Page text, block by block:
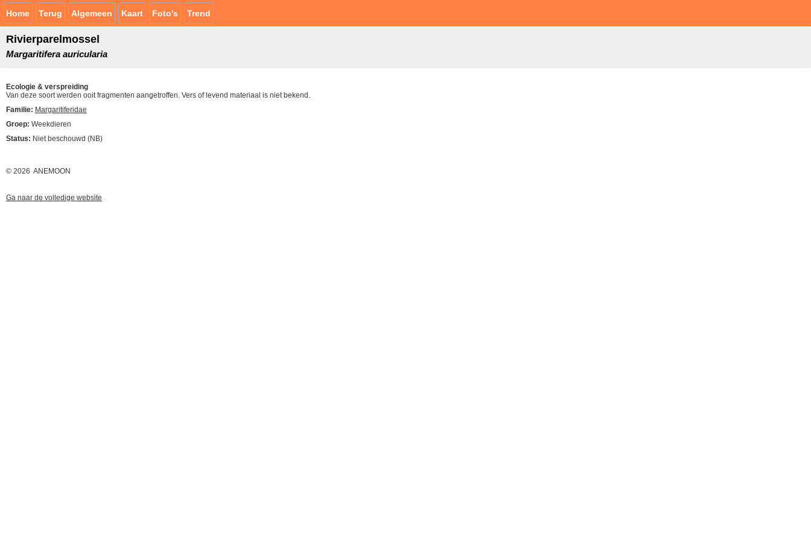
Home Terug Algemeen Kaart Foto's Trend
Rivierparelmossel
Margaritifera auricularia
Ecologie & verspreiding
Van deze soort werden ooit fragmenten aangetroffen. Vers of levend materiaal is niet bekend.
Familie: Margaritiferidae
Groep: Weekdieren
Status: Niet beschouwd (NB)
© 2026 ANEMOON
Ga naar de volledige website